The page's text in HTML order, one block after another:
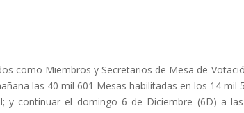
como Miembros y Secretarios de Mesa de
las 40 mil 601 Mesas habilitadas en los 14 mil
y continuar el domingo 6 de Diciembre (6D) a